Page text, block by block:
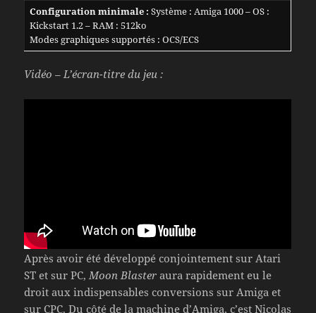
Configuration minimale : Système : Amiga 1000 – OS :
Kickstart 1.2 – RAM : 512ko
Modes graphiques supportés : OCS/ECS
Vidéo – L’écran-titre du jeu :
Après avoir été développé conjointement sur Atari
ST et sur PC, Moon Blaster aura rapidement eu le
droit aux indispensables conversions sur Amiga et
sur CPC. Du côté de la machine d’Amiga, c’est Nicolas